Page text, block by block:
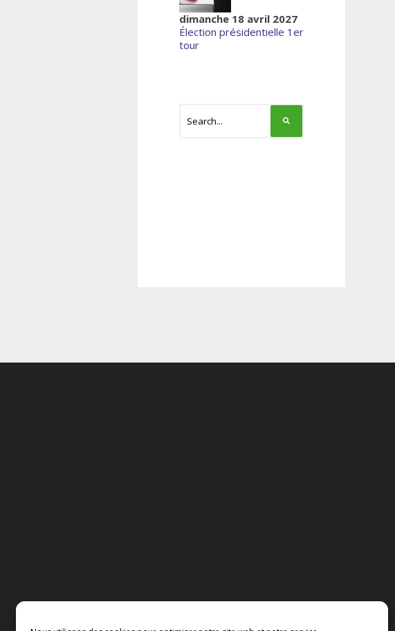
dimanche 18 avril 2027
Élection présidentielle 1er
tour